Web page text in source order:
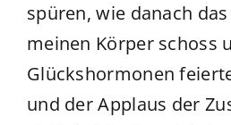
spüren, wie danach
meinen Körper schoss
Glückshormonen
und der Applaus der